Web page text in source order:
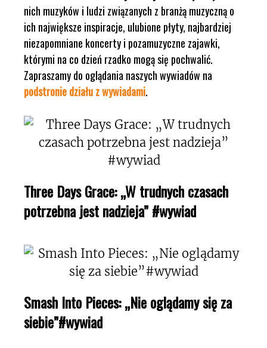
nich muzyków i ludzi związanych z branżą muzyczną o
ich największe inspiracje, ulubione płyty, najbardziej
niezapomniane koncerty i pozamuzyczne zajawki,
którymi na co dzień rzadko mogą się pochwalić.
Zapraszamy do oglądania naszych wywiadów na
podstronie działu z wywiadami.
Three Days Grace: „W trudnych czasach
potrzebna jest nadzieja” #wywiad
Smash Into Pieces: „Nie oglądamy się za
siebie”#wywiad